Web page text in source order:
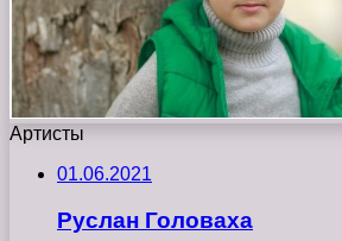
Артисты
01.06.2021
Руслан Головаха